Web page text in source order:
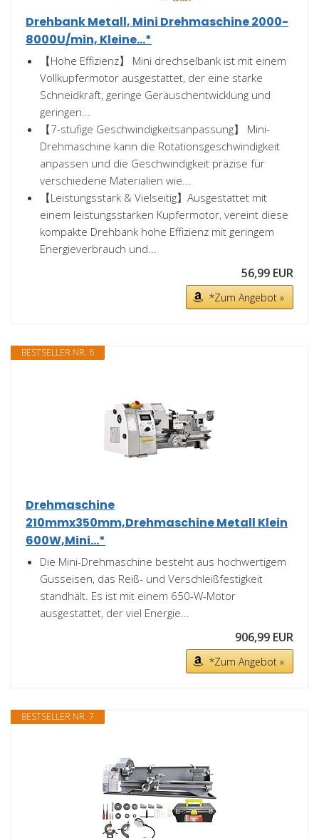
Drehbank Metall, Mini Drehmaschine 2000-
8000U/min, Kleine...*
【Hohe Effizienz】 Mini drechselbank ist mit einem
Vollkupfermotor ausgestattet, der eine starke
Schneidkraft, geringe Geräuschentwicklung und
geringen...
【7-stufige Geschwindigkeitsanpassung】 Mini-
Drehmaschine kann die Rotationsgeschwindigkeit
anpassen und die Geschwindigkeit präzise für
verschiedene Materialien wie...
【Leistungsstark & Vielseitig】Ausgestattet mit
einem leistungsstarken Kupfermotor, vereint diese
kompakte Drehbank hohe Effizienz mit geringem
Energieverbrauch und...
56,99 EUR
*Zum Angebot »
BESTSELLER NR. 6
Drehmaschine
210mmx350mm,Drehmaschine Metall Klein
600W,Mini...*
Die Mini-Drehmaschine besteht aus hochwertigem
Gusseisen, das Reiß- und Verschleißfestigkeit
standhält. Es ist mit einem 650-W-Motor
ausgestattet, der viel Energie...
906,99 EUR
*Zum Angebot »
BESTSELLER NR. 7